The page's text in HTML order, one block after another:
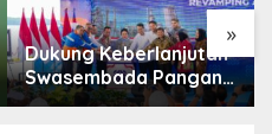
»
Bontang Lestari
Disiapkan Jadi Pusat
Industri Baru, 18